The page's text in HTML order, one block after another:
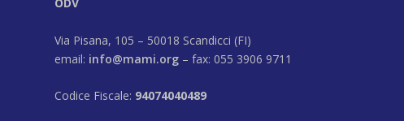
Via Pisana, 105 – 50018 Scandicci (FI)
email: info@mami.org – fax: 055 3906 9711
Codice Fiscale: 94074040489